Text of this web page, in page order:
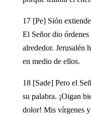
17 [Pe] Sión
El Señor dio órdenes
alrededor. Jerusalén
en medio de ellos.
18 [Sade] Pero el
su palabra. ¡Oigan
dolor! Mis vírgenes